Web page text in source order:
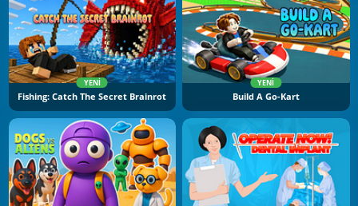
YENI
Fishing: Catch The Secret Brainrot
YENI
Build A Go-Kart